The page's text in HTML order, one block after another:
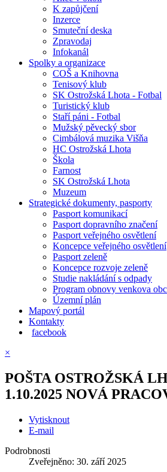
K zapůjčení
Inzerce
Smuteční deska
Zpravodaj
Infokanál
Spolky a organizace
COŠ a Knihovna
Tenisový klub
SK Ostrožská Lhota - Fotbal
Turistický klub
Staří páni - Fotbal
Mužský pěvecký sbor
Cimbálová muzika Višňa
HC Ostrožská Lhota
Škola
Farnost
SK Ostrožská Lhota
Muzeum
Strategické dokumenty, pasporty
Pasport komunikací
Pasport dopravního značení
Pasport veřejného osvětlení
Koncepce veřejného osvětlení
Pasport zeleně
Koncepce rozvoje zeleně
Studie nakládání s odpady
Program obnovy venkova
Územní plán
Mapový portál
Kontakty
facebook
×
POŠTA OSTROŽSKÁ
1.10.2025 NOVÁ
Vytisknout
E-mail
Podrobnosti
Zveřejněno: 30. září 2025